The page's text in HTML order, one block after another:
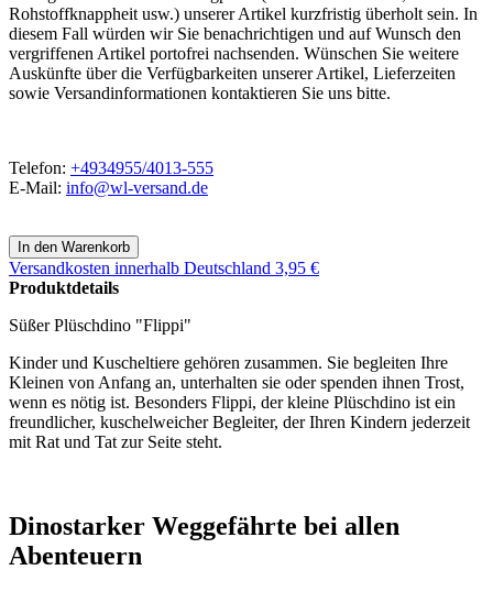
Rohstoffknappheit usw.) unserer Artikel kurzfristig überholt sein. In
diesem Fall würden wir Sie benachrichtigen und auf Wunsch den
vergriffenen Artikel portofrei nachsenden. Wünschen Sie weitere
Auskünfte über die Verfügbarkeiten unserer Artikel, Lieferzeiten
sowie Versandinformationen kontaktieren Sie uns bitte.
Telefon: +4934955/4013-555
E-Mail: info@wl-versand.de
Versandkosten innerhalb Deutschland 3,95 €
Produktdetails
Süßer Plüschdino "Flippi"
Kinder und Kuscheltiere gehören zusammen. Sie begleiten Ihre
Kleinen von Anfang an, unterhalten sie oder spenden ihnen Trost,
wenn es nötig ist. Besonders Flippi, der kleine Plüschdino ist ein
freundlicher, kuschelweicher Begleiter, der Ihren Kindern jederzeit
mit Rat und Tat zur Seite steht.
Dinostarker Weggefährte bei allen
Abenteuern